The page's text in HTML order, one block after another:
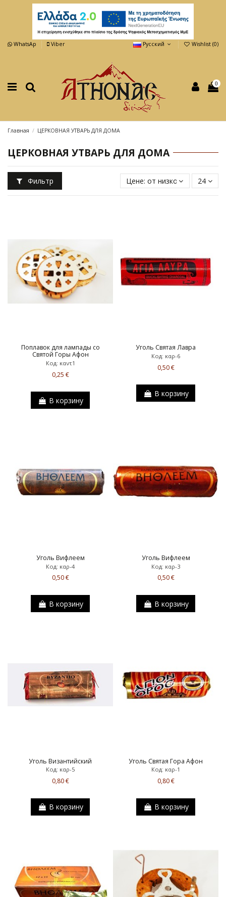
WhatsAp Viber Русский Wishlist (0)
0
Главная ЦЕРКОВНАЯ УТВАРЬ ДЛЯ ДОМА
ЦЕРКОВНАЯ УТВАРЬ ДЛЯ ДОМА
Фильтр Цене: от низкой к высокой
24
Поплавок для лампады со
Святой Горы Афон
Код: καντ1
0,25 €
В корзину
Уголь Святая Лавра
Код: καρ-6
0,50 €
В корзину
Уголь Вифлеем
Код: καρ-4
0,50 €
В корзину
Уголь Вифлеем
Код: καρ-3
0,50 €
В корзину
Уголь Византийский
Код: καρ-5
0,80 €
В корзину
Уголь Святая Гора Афон
Код: καρ-1
0,80 €
В корзину